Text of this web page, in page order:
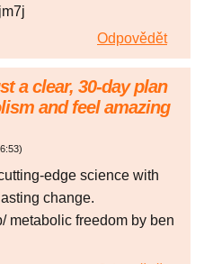
Odpovědět
a clear, 30-day plan
and feel amazing
)
edge science with
change.
metabolic freedom by ben